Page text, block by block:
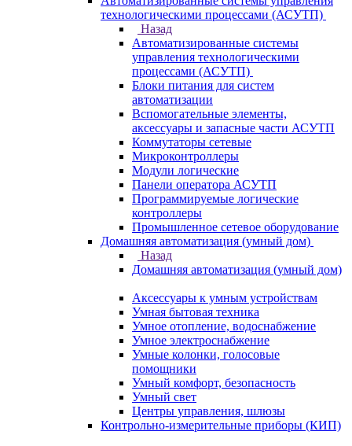
технологическими процессами (АСУТП)
Назад
Автоматизированные системы
управления технологическими
процессами (АСУТП)
Блоки питания для систем
автоматизации
Вспомогательные элементы,
аксессуары и запасные части АСУТП
Коммутаторы сетевые
Микроконтроллеры
Модули логические
Панели оператора АСУТП
Программируемые логические
контроллеры
Промышленное сетевое оборудование
Домашняя автоматизация (умный дом)
Назад
Домашняя автоматизация (умный дом)
Аксессуары к умным устройствам
Умная бытовая техника
Умное отопление, водоснабжение
Умное электроснабжение
Умные колонки, голосовые
помощники
Умный комфорт, безопасность
Умный свет
Центры управления, шлюзы
Контрольно-измерительные приборы (КИП)